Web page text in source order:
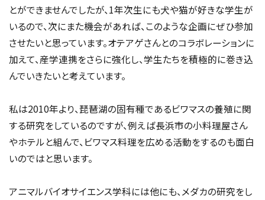
とができませんでしたが、1年次生にも犬や猫が好きな学生が
いるので、次にまた機会があれば、このような企画にぜひ参加
させたいと思っています。オテアゲさんとのコラボレーションに
加えて、産学連携をさらに強化し、学生たちを積極的に巻き込
んでいきたいと考えています。
私は2010年より、琵琶湖の固有種であるビワマスの養殖に関
する研究をしているのですが、例えば長浜市の小料理屋さん
やホテルと組んで、ビワマス料理を広める活動をするのも面白
いのではと思います。
アニマルバイオサイエンス学科には他にも、メダカの研究をし